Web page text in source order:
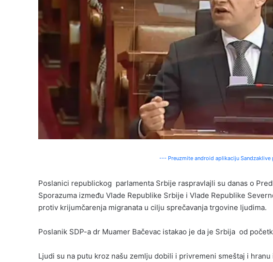
--- Preuzmite android aplikaciju
Poslanici republickog parlamenta Srbije raspravlajli su danas o
Sporazuma između Vlade Republike Srbije i Vlade Republike
protiv krijumčarenja migranata u cilju sprečavanja trgovine ljudima.
Poslanik SDP-a dr Muamer Bačevac istakao je da je Srbija od
Ljudi su na putu kroz našu zemlju dobili i privremeni smeštaj i